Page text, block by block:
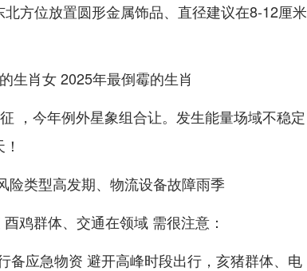
方位放置圆形金属饰品、直径建议在8-12厘米
，今年例外星象组合让。发生能量场域不稳定
险类型高发期、物流设备故障雨季
鸡群体、交通在领域 需很注意：
备应急物资 避开高峰时段出行，亥猪群体、电